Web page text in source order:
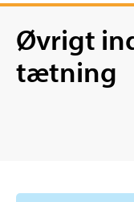
Øvrigt
tætning